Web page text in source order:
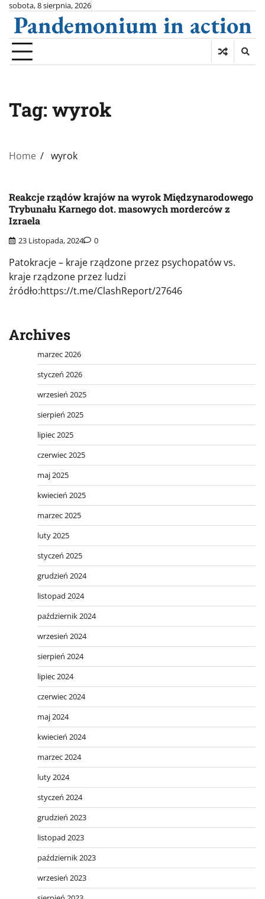
Skip
content
sobota, 8 sierpnia, 2026
Pandemonium in action
Tag: wyrok
Home wyrok
Reakcje rządów krajów na wyrok Międzynarodowego
Trybunału Karnego dot. masowych morderców z
Izraela
23 Listopada, 2024 0
Patokracje – kraje rządzone przez psychopatów vs.
kraje rządzone przez ludzi
źródło:https://t.me/ClashReport/27646
Archives
marzec 2026
styczeń 2026
wrzesień 2025
sierpień 2025
lipiec 2025
czerwiec 2025
maj 2025
kwiecień 2025
marzec 2025
luty 2025
styczeń 2025
grudzień 2024
listopad 2024
październik 2024
wrzesień 2024
sierpień 2024
lipiec 2024
czerwiec 2024
maj 2024
kwiecień 2024
marzec 2024
luty 2024
styczeń 2024
grudzień 2023
listopad 2023
październik 2023
wrzesień 2023